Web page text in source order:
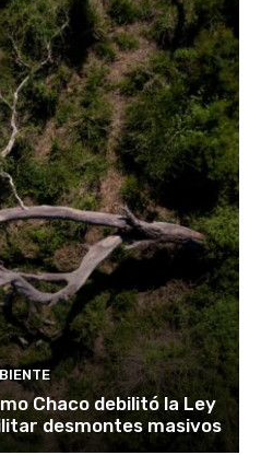
Chaco debilitó la Ley
desmontes masivos